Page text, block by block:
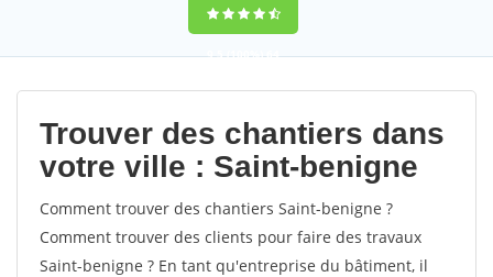
9,5(100%)64
votes
Trouver des chantiers dans
votre ville : Saint-benigne
Comment trouver des chantiers Saint-benigne ?
Comment trouver des clients pour faire des travaux
Saint-benigne ? En tant qu'entreprise du bâtiment, il